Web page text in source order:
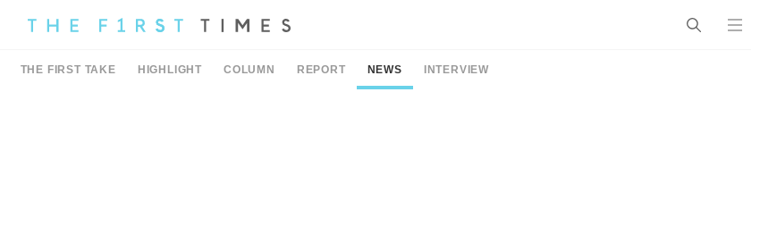
THE FIRST TAKE HIGHLIGHT COLUMN REPORT NEWS INTERVIEW